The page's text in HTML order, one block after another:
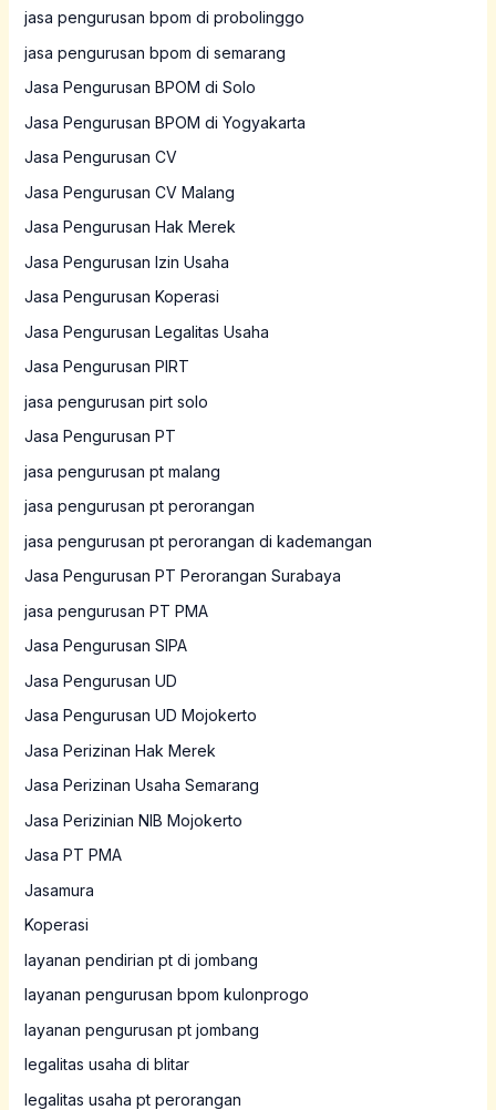
jasa pengurusan bpom di probolinggo
jasa pengurusan bpom di semarang
Jasa Pengurusan BPOM di Solo
Jasa Pengurusan BPOM di Yogyakarta
Jasa Pengurusan CV
Jasa Pengurusan CV Malang
Jasa Pengurusan Hak Merek
Jasa Pengurusan Izin Usaha
Jasa Pengurusan Koperasi
Jasa Pengurusan Legalitas Usaha
Jasa Pengurusan PIRT
jasa pengurusan pirt solo
Jasa Pengurusan PT
jasa pengurusan pt malang
jasa pengurusan pt perorangan
jasa pengurusan pt perorangan di kademangan
Jasa Pengurusan PT Perorangan Surabaya
jasa pengurusan PT PMA
Jasa Pengurusan SIPA
Jasa Pengurusan UD
Jasa Pengurusan UD Mojokerto
Jasa Perizinan Hak Merek
Jasa Perizinan Usaha Semarang
Jasa Perizinian NIB Mojokerto
Jasa PT PMA
Jasamura
Koperasi
layanan pendirian pt di jombang
layanan pengurusan bpom kulonprogo
layanan pengurusan pt jombang
legalitas usaha di blitar
legalitas usaha pt perorangan